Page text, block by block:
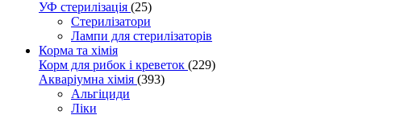
УФ стерилізація (25)
Стерилізатори
Лампи для стерилізаторів
Корма та хімія
Корм для рибок і креветок (229)
Акваріумна хімія (393)
Альгіциди
Ліки